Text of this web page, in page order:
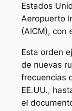
Estados
Aeropuerto
(AICM), con
Esta orden
de nuevas
frecuencias
EE.UU.,
el